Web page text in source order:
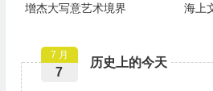
增杰大写意艺术境界
海上
历史上的今天
7 月
7